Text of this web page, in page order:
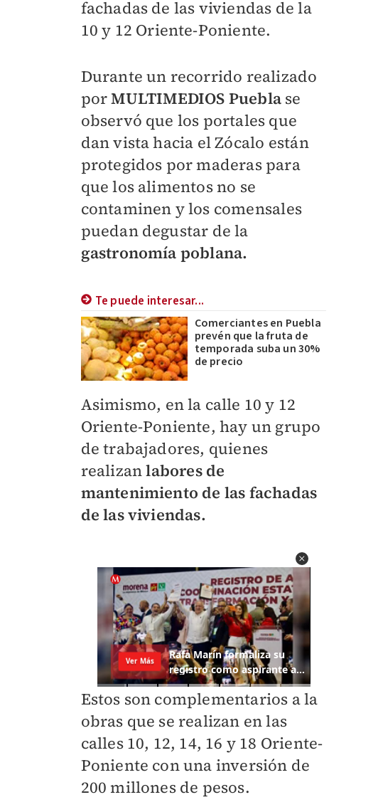
fachadas de las viviendas de la
10 y 12 Oriente-Poniente.
Durante un recorrido realizado
porMULTIMEDIOS Pueblase
observó que los portales que
dan vista hacia el Zócalo están
protegidos por maderas para
que los alimentos no se
contaminen y los comensales
puedan degustar de la
gastronomía poblana.
Te puede interesar...
Comerciantes en Puebla
prevén que la fruta de
temporada suba un 30%
de precio
Asimismo, en la calle 10 y 12
Oriente-Poniente, hay un grupo
de trabajadores, quienes
realizanlabores de
mantenimiento de las fachadas
de las viviendas.
Estos son complementarios a la
obras que se realizan en las
calles 10, 12, 14, 16 y 18 Oriente-
Poniente con una inversión de
200 millones de pesos.